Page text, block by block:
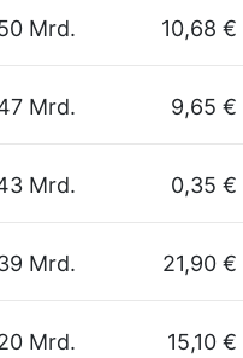
Mrd. 10,68 €
Mrd. 9,65 €
Mrd. 0,35 €
Mrd. 21,90 €
Mrd. 15,10 €